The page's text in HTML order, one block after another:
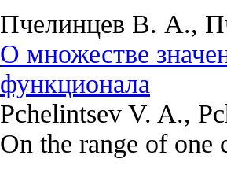
Пчелинцев В. А.,
О множестве
функционала
Pchelintsev V. A.,
On the range of